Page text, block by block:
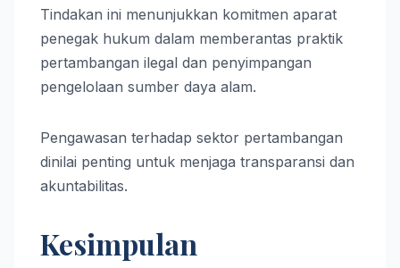
Tindakan ini menunjukkan komitmen aparat
penegak hukum dalam memberantas praktik
pertambangan ilegal dan penyimpangan
pengelolaan sumber daya alam.
Pengawasan terhadap sektor pertambangan
dinilai penting untuk menjaga transparansi dan
akuntabilitas.
Kesimpulan